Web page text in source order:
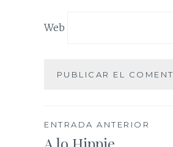
Web
Navegación
ENTRADA ANTERIOR